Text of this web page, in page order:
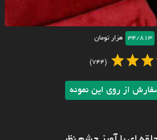
34/813 هزار تومان
(744)
از روی این نمونه